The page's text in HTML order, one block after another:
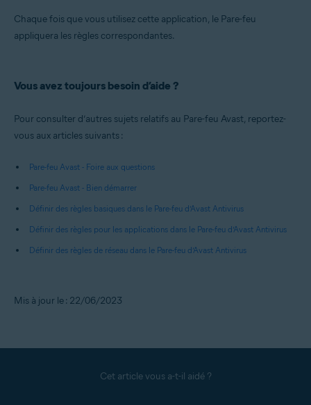
Chaque fois que vous utilisez cette application, le Pare-feu
appliquera les règles correspondantes.
Vous avez toujours besoin d’aide ?
Pour consulter d’autres sujets relatifs au Pare-feu Avast, reportez-
vous aux articles suivants :
Pare-feu Avast - Foire aux questions
Pare-feu Avast - Bien démarrer
Définir des règles basiques dans le Pare-feu d’Avast Antivirus
Définir des règles pour les applications dans le Pare-feu d’Avast Antivirus
Définir des règles de réseau dans le Pare-feu d’Avast Antivirus
Mis à jour le : 22/06/2023
Cet article vous a-t-il aidé ?